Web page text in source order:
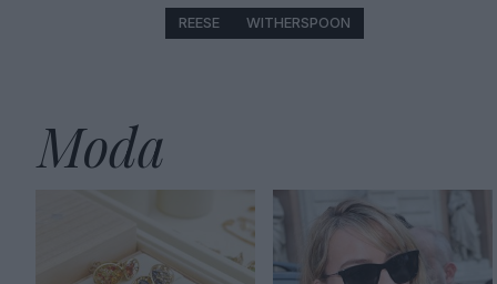
REESE WITHERSPOON
Moda